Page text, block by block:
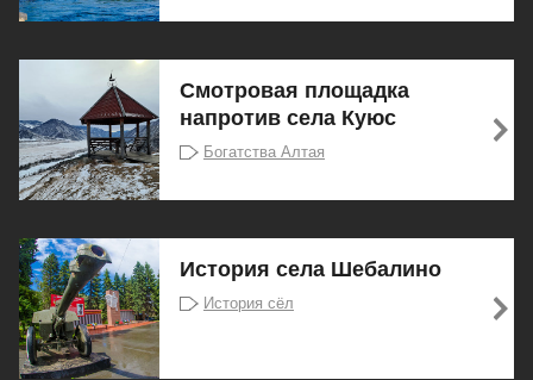
Смотровая площадка
напротив села Куюс
Богатства Алтая
История села Шебалино
История сёл